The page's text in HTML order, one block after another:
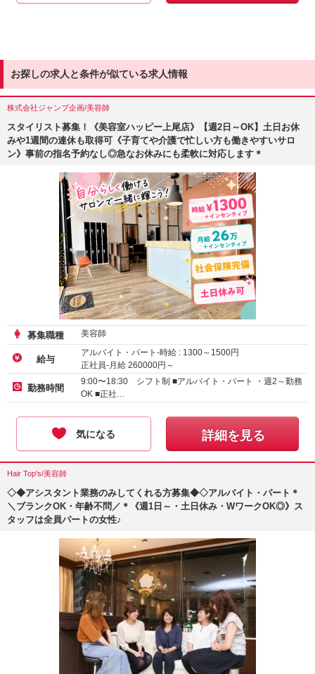
お探しの求人と条件が似ている求人情報
株式会社ジャンプ企画/美容師
スタイリスト募集！《美容室ハッピー上尾店》【週2日～OK】土日お休
みや1週間の連休も取得可《子育てや介護で忙しい方も働きやすいサロ
ン》事前の指名予約なし◎急なお休みにも柔軟に対応します＊
募集職種 美容師
給与
アルバイト・パート-時給 : 1300～ 1500円
正社員-月給 260000円～
勤務時間
9:00〜18:30 シフト制 ■アルバイト・パート ・週2～勤務
OK ■正社…
気になる 詳細を見る
Hair Top's/美容師
◇◆アシスタント業務のみしてくれる方募集◆◇アルバイト・パート＊
＼ブランクOK・年齢不問／＊《週1日～・土日休み・WワークOK◎》ス
タッフは全員パートの女性♪